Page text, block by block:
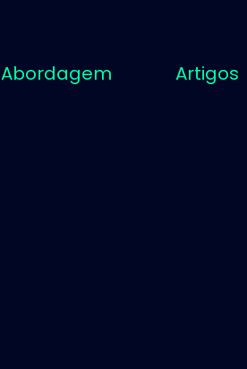
Abordagem Artigos